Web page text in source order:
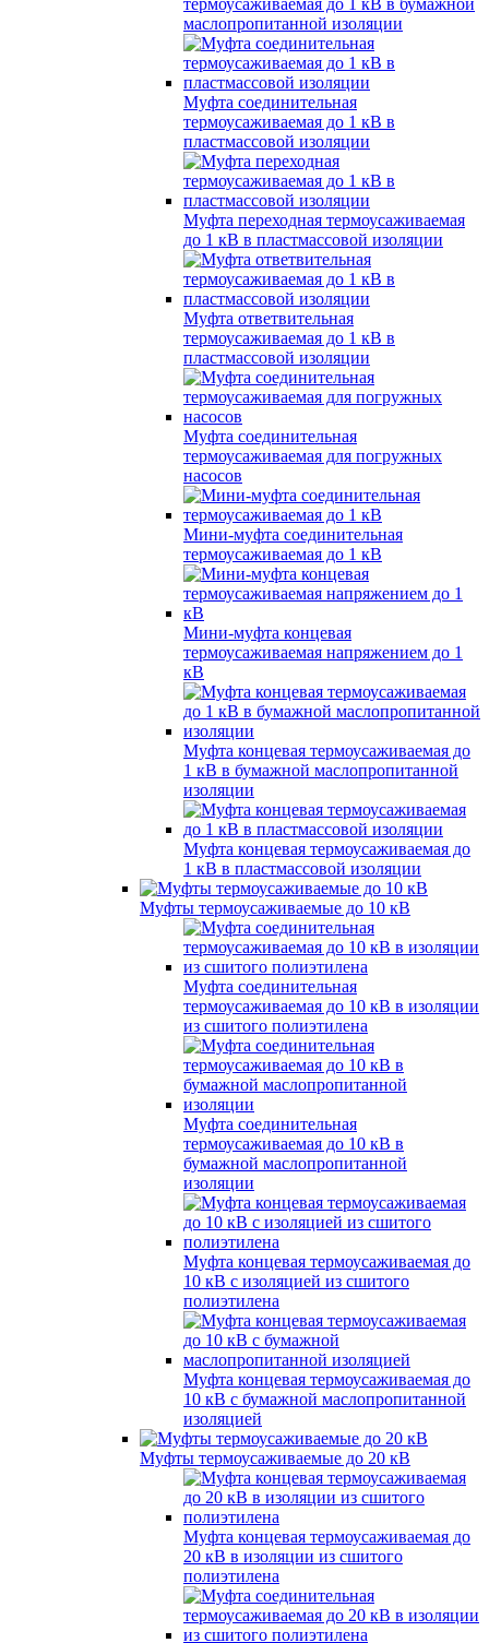
термоусаживаемая до 1 кВ в бумажной
маслопропитанной изоляции
Муфта соединительная
термоусаживаемая до 1 кВ в
пластмассовой изоляции
Муфта переходная термоусаживаемая
до 1 кВ в пластмассовой изоляции
Муфта ответвительная
термоусаживаемая до 1 кВ в
пластмассовой изоляции
Муфта соединительная
термоусаживаемая для погружных
насосов
Мини-муфта соединительная
термоусаживаемая до 1 кВ
Мини-муфта концевая
термоусаживаемая напряжением до 1
кВ
Муфта концевая термоусаживаемая до
1 кВ в бумажной маслопропитанной
изоляции
Муфта концевая термоусаживаемая до
1 кВ в пластмассовой изоляции
Муфты термоусаживаемые до 10 кВ
Муфта соединительная
термоусаживаемая до 10 кВ в изоляции
из сшитого полиэтилена
Муфта соединительная
термоусаживаемая до 10 кВ в
бумажной маслопропитанной
изоляции
Муфта концевая термоусаживаемая до
10 кВ с изоляцией из сшитого
полиэтилена
Муфта концевая термоусаживаемая до
10 кВ с бумажной маслопропитанной
изоляцией
Муфты термоусаживаемые до 20 кВ
Муфта концевая термоусаживаемая до
20 кВ в изоляции из сшитого
полиэтилена